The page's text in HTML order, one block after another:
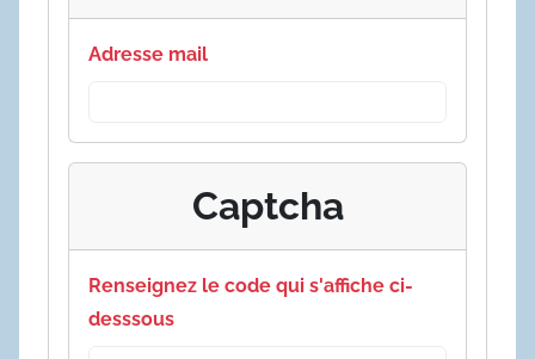
Adresse mail
Captcha
Renseignez le code qui s'affiche ci-
desssous